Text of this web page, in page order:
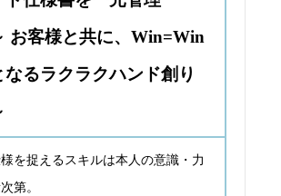
お客様と共に、Win=Win
なるラクラクハンド創り
を捉えるスキルは本人の意識・力
第。